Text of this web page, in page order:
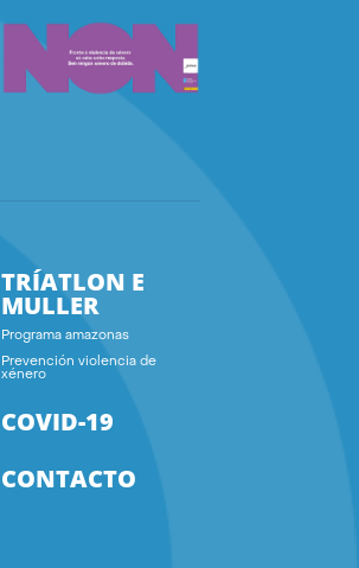
TRÍATLON E
MULLER
Programa amazonas
Prevención violencia de
xénero
COVID-19
CONTACTO